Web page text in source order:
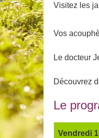
Visitez les
Vos
Le docteur
Découvrez
Le
Vendredi